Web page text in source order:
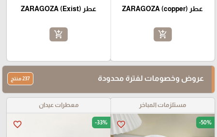
عطر ZARAGOZA (copper)
add_shopping_cart
عطر ZARAGOZA (Exist)
add_shopping_cart
عروض وخصومات لفترة محدودة 237 منتج
مستلزمات المباخر
favorite_border -50%
معطرات عيدان
favorite_border -33%